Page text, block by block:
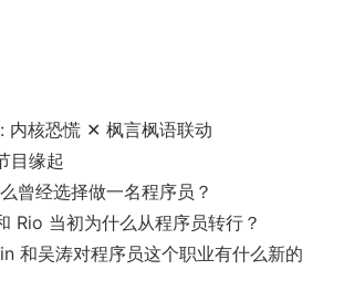
内核恐慌 ✕ 枫言枫语联动
目缘起
曾经选择做一名程序员？
Rio 当初为什么从程序员转行？
和吴涛对程序员这个职业有什么新的